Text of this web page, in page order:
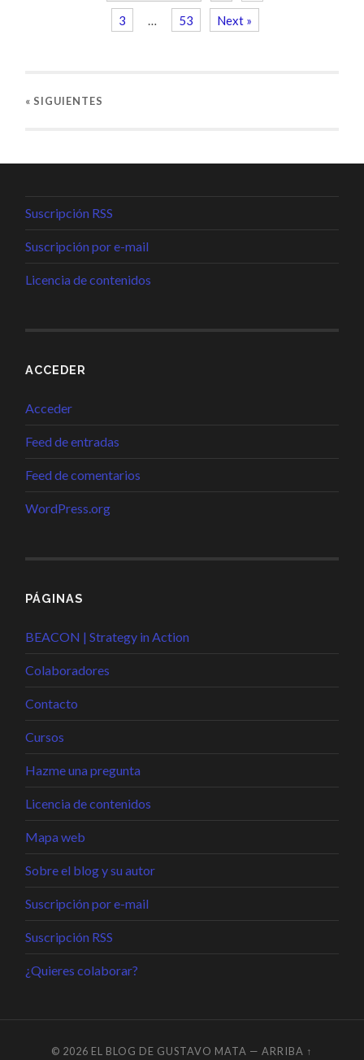
3 … 53 Next »
« SIGUIENTES
Suscripción RSS
Suscripción por e-mail
Licencia de contenidos
ACCEDER
Acceder
Feed de entradas
Feed de comentarios
WordPress.org
PÁGINAS
BEACON | Strategy in Action
Colaboradores
Contacto
Cursos
Hazme una pregunta
Licencia de contenidos
Mapa web
Sobre el blog y su autor
Suscripción por e-mail
Suscripción RSS
¿Quieres colaborar?
© 2026 EL BLOG DE GUSTAVO MATA — ARRIBA ↑